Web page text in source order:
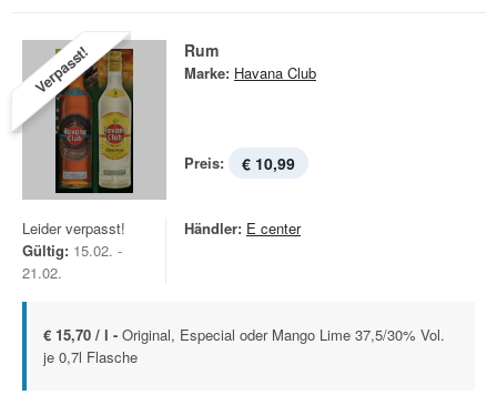
Verpasst! Rum
Marke: Havana Club
Preis: € 10,99
Leider verpasst!
Gültig: 15.02. -
21.02.
Händler: E center
€ 15,70 / l - Original, Especial oder Mango Lime 37,5/30% Vol.
je 0,7l Flasche